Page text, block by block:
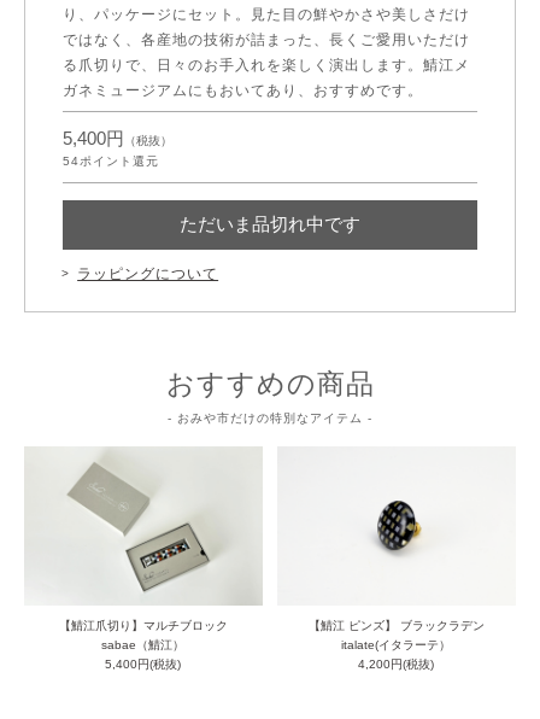
り、パッケージにセット。見た目の鮮やかさや美しさだけ
ではなく、各産地の技術が詰まった、長くご愛用いただけ
る爪切りで、日々のお手入れを楽しく演出します。鯖江メ
ガネミュージアムにもおいてあり、おすすめです。
5,400円
（税抜）
54ポイント還元
ただいま品切れ中です
ラッピングについて
おすすめの商品
- おみや市だけの特別なアイテム -
【鯖江爪切り】マルチブロック
sabae（鯖江）
5,400円(税抜)
【鯖江 ピンズ】 ブラックラデン
italate(イタラーテ）
4,200円(税抜)